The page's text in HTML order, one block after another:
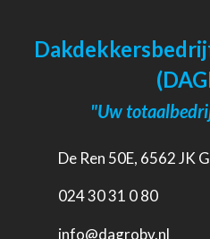
"Uw
De Ren 50E, 6562 JK
024 30 31 0 80
info@dagrobv.nl